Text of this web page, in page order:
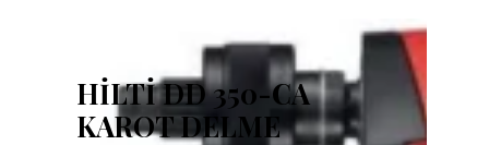
HİLTİ DD 350-CA
KAROT DELME